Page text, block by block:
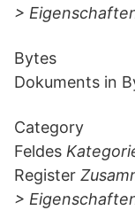
>
Bytes
Dokuments in
Feldes
Register
>